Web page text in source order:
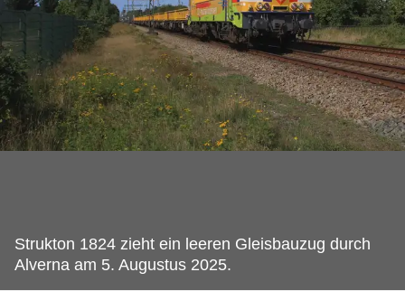
Strukton 1824 zieht ein leeren Gleisbauzug durch
Alverna am 5. Augustus 2025.